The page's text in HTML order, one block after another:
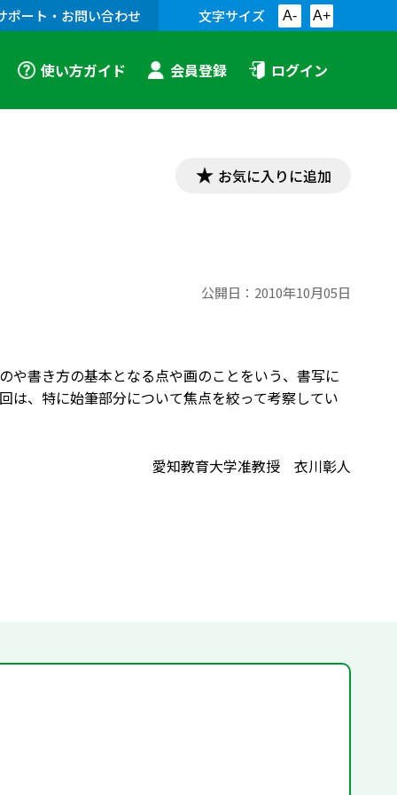
ポート・お問い合わせ 文字サイズ A- A+
使い方ガイド 会員登録 ログイン
お気に入りに追加
公開日： 2010年10月05日
や書き方の基本となる点や画のことをいう、書写に
は、特に始筆部分について焦点を絞って考察してい
愛知教育大学准教授 衣川彰人